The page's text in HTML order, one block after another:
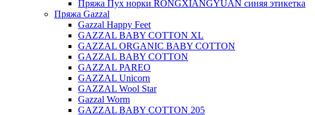
Пряжа Пух норки RONGXIANGYUAN синяя этикетка
Пряжа Gazzal
Gazzal Happy Feet
GAZZAL BABY COTTON XL
GAZZAL ORGANIC BABY COTTON
GAZZAL BABY COTTON
GAZZAL PAREO
GAZZAL Unicorn
GAZZAL Wool Star
Gazzal Worm
GAZZAL BABY COTTON 205